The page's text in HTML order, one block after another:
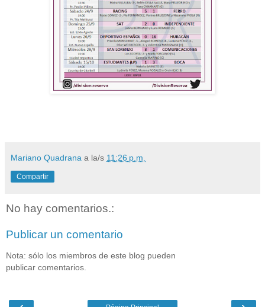
Mariano Quadrana a la/s 11:26 p.m.
Compartir
No hay comentarios.:
Publicar un comentario
Nota: sólo los miembros de este blog pueden
publicar comentarios.